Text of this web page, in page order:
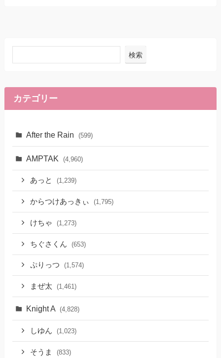
検索
カテゴリー
After the Rain (599)
AMPTAK (4,960)
あっと (1,239)
からつけあっきぃ (1,795)
けちゃ (1,273)
ちぐさくん (653)
ぷりっつ (1,574)
まぜ太 (1,461)
Knight A (4,828)
しゆん (1,023)
そうま (833)